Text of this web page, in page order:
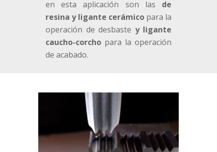
en esta aplicación son las de
resina y ligante cerámico para la
operación de desbaste y ligante
caucho-corcho para la operación
de acabado.